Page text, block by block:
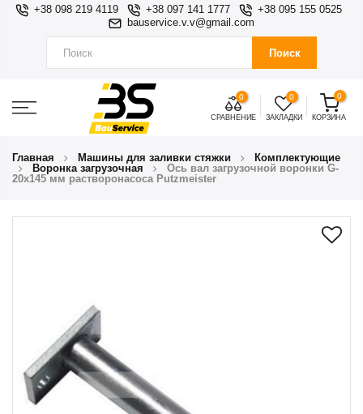
+38 098 219 4119 +38 097 141 1777
+38 095 155 0525
bauservice.v.v@gmail.com
Поиск
0
СРАВНЕНИЕ
0
ЗАКЛАДКИ
0
КОРЗИНА
Главная Машины для заливки стяжки
Комплектующие
Воронка загрузочная
Ось вал загрузочной воронки G-
20x145 мм растворонасоса Putzmeister